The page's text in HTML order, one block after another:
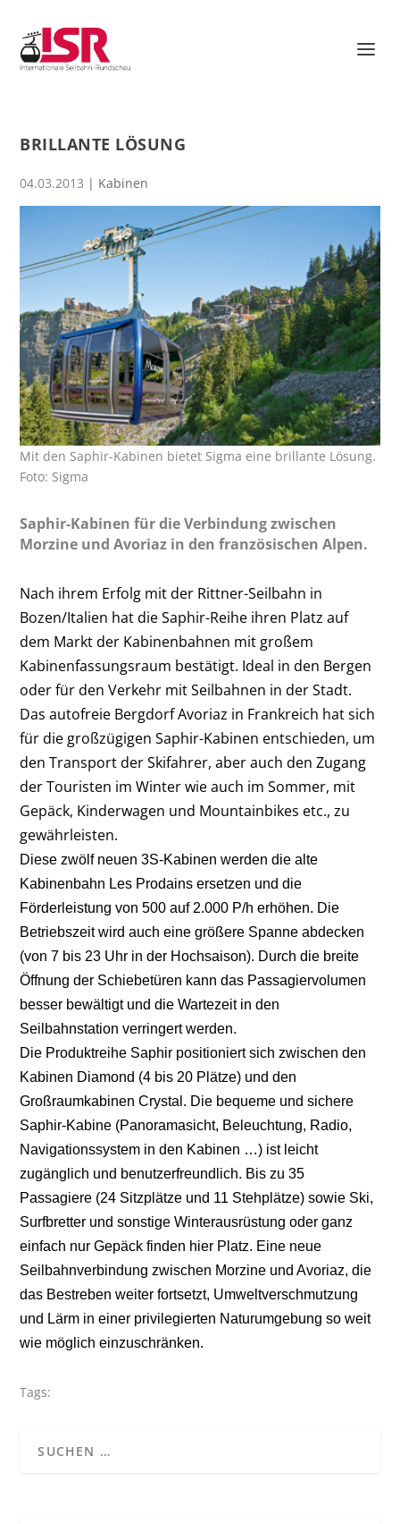
BRILLANTE LÖSUNG
04.03.2013 | Kabinen
Mit den Saphir-Kabinen bietet Sigma eine brillante Lösung.
Foto: Sigma
Saphir-Kabinen für die Verbindung zwischen
Morzine und Avoriaz in den französischen Alpen.
Nach ihrem Erfolg mit der Rittner-Seilbahn in
Bozen/Italien hat die Saphir-Reihe ihren Platz auf
dem Markt der Kabinenbahnen mit großem
Kabinenfassungsraum bestätigt. Ideal in den Bergen
oder für den Verkehr mit Seilbahnen in der Stadt.
Das autofreie Bergdorf Avoriaz in Frankreich hat sich
für die großzügigen Saphir-Kabinen entschieden, um
den Transport der Skifahrer, aber auch den Zugang
der Touristen im Winter wie auch im Sommer, mit
Gepäck, Kinderwagen und Mountainbikes etc., zu
gewährleisten.
Diese zwölf neuen 3S-Kabinen werden die alte
Kabinenbahn Les Prodains ersetzen und die
Förderleistung von 500 auf 2.000 P/h erhöhen. Die
Betriebszeit wird auch eine größere Spanne abdecken
(von 7 bis 23 Uhr in der Hochsaison). Durch die breite
Öffnung der Schiebetüren kann das Passagiervolumen
besser bewältigt und die Wartezeit in den
Seilbahnstation verringert werden.
Die Produktreihe Saphir positioniert sich zwischen den
Kabinen Diamond (4 bis 20 Plätze) und den
Großraumkabinen Crystal. Die bequeme und sichere
Saphir-Kabine (Panoramasicht, Beleuchtung, Radio,
Navigationssystem in den Kabinen …) ist leicht
zugänglich und benutzerfreundlich. Bis zu 35
Passagiere (24 Sitzplätze und 11 Stehplätze) sowie Ski,
Surfbretter und sonstige Winterausrüstung oder ganz
einfach nur Gepäck finden hier Platz. Eine neue
Seilbahnverbindung zwischen Morzine und Avoriaz, die
das Bestreben weiter fortsetzt, Umweltverschmutzung
und Lärm in einer privilegierten Naturumgebung so weit
wie möglich einzuschränken.
Tags: